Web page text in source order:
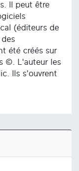
Il peut être
(éditeurs de
été créés sur
©. L'auteur les
Ils s'ouvrent